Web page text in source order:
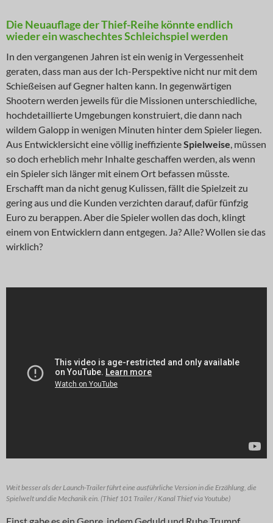
Die Neuauflage der Thief-Reihe könnte endlich
wieder ein waschechtes Schleichspiel werden
In den vergangenen Jahren ist ein wenig in Vergessenheit
geraten, dass man aus der Ich-Perspektive nicht nur mit dem
Schießeisen auf Gegner halten kann. In gegenwärtigen
Shootern werden jeweils für die Missionen unterschiedliche,
hochdetaillierte Umgebungen konstruiert, die dann nach
wildem Galopp in wenigen Minuten hinter dem Spieler liegen.
Aus Entwicklersicht eine völlig ineffizienteSpielweise, müssen
so doch erheblich mehr Inhalte geschaffen werden, als wenn
ein Spieler sich länger mit einem Ort befassen müsste.
Erschafft man da nicht genug Kulissen, fällt die Spielzeit zu
gering aus und die Kunden verzichten darauf, dafür fünfzig
Euro zu berappen. Aber die Spieler wollen das doch, klingt
einem von Entwicklern dann entgegen. Ja? Alle? Wollen sie das
wirklich?
Weit besser als der Launch-Trailer führt eine ausführliche Version in die Erzählung, die
Spielwelt und die Mechanik ein. (Thief 101 Trailer / Kanal Thief via Youtube)